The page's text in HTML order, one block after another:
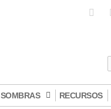
SOMBRAS RECURSOS